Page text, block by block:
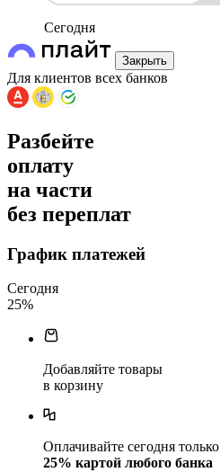
Сегодня
Закрыть
Для клиентов всех банков
Разбейте
оплату
на части
без переплат
График платежей
Сегодня
25%
Добавляйте товары
в корзину
Оплачивайте сегодня только
25% картой любого банка